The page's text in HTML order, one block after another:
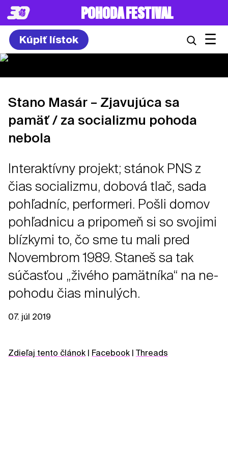
POHODA FESTIVAL
Kúpiť lístok ☰
Stano Masár – Zjavujúca sa
pamäť / za socializmu pohoda
nebola
Interaktívny projekt; stánok PNS z
čias socializmu, dobová tlač, sada
pohľadníc, performeri. Pošli domov
pohľadnicu a pripomeň si so svojimi
blízkymi to, čo sme tu mali pred
Novembrom 1989. Staneš sa tak
súčasťou „živého pamätníka“ na ne-
pohodu čias minulých.
07. júl 2019
Zdieľaj tento článok Facebook Threads